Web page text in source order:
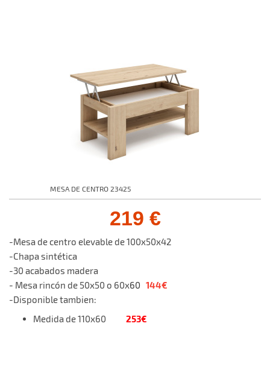
MESA DE CENTRO 23425
219 €
-Mesa de centro elevable de 100x50x42
-Chapa sintética
-30 acabados madera
- Mesa rincón de 50x50 o 60x60 144€
-Disponible tambien:
Medida de 110x60 253€